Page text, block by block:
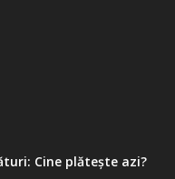
Cine plătește azi?